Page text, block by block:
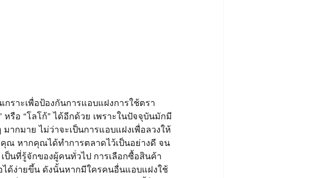
รือ “โลโก้” ได้อีกด้วย เพราะในปัจจุบันมักมี
ากมาย ไม่ว่าจะเป็นการแอบแฝงเพื่อลวงให้
ณ หากคุณได้ทำการตลาดไว้เป็นอย่างดี จน
ป็นที่รู้จักของผู้คนทั่วไป การเลือกซื้อสินค้า
ด้ง่ายขึ้น ดังนั้นหากมีใครคนอื่นแอบแฝงใช้